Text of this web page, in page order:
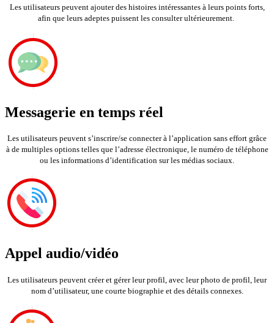
Les utilisateurs peuvent ajouter des histoires intéressantes à leurs points forts,
afin que leurs adeptes puissent les consulter ultérieurement.
Messagerie en temps réel
Les utilisateurs peuvent s’inscrire/se connecter à l’application sans effort grâce
à de multiples options telles que l’adresse électronique, le numéro de téléphone
ou les informations d’identification sur les médias sociaux.
Appel audio/vidéo
Les utilisateurs peuvent créer et gérer leur profil, avec leur photo de profil, leur
nom d’utilisateur, une courte biographie et des détails connexes.